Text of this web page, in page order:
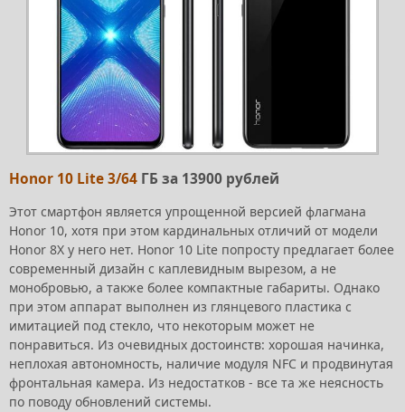
Honor 10 Lite 3/64 ГБ за 13900 рублей
Этот смартфон является упрощенной версией флагмана
Honor 10, хотя при этом кардинальных отличий от модели
Honor 8X у него нет. Honor 10 Lite попросту предлагает более
современный дизайн с каплевидным вырезом, а не
монобровью, а также более компактные габариты. Однако
при этом аппарат выполнен из глянцевого пластика с
имитацией под стекло, что некоторым может не
понравиться. Из очевидных достоинств: хорошая начинка,
неплохая автономность, наличие модуля NFC и продвинутая
фронтальная камера. Из недостатков - все та же неясность
по поводу обновлений системы.